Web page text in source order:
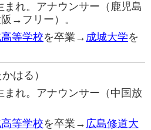
まれ。アナウンサー（鹿児島
→フリー）。
等学校を卒業→ 成城大学を
はる）
まれ。アナウンサー（中国放
等学校を卒業→ 広島修道大